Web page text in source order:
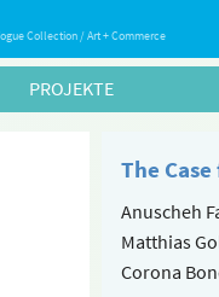
Collection / Art + Commerce
PROJEKTE
The
Anuscheh
Matthias
Corona